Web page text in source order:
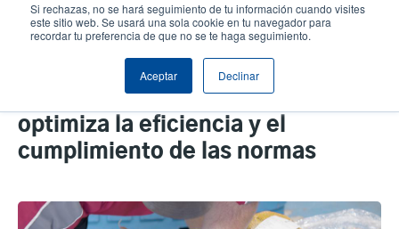
Si rechazas, no se hará seguimiento de tu información cuando visites
este sitio web. Se usará una sola cookie en tu navegador para
recordar tu preferencia de que no se te haga seguimiento.
Aceptar Declinar
Soluciones de etiquetado de
mariscos: Cómo BlueTrace
optimiza la eficiencia y el
cumplimiento de las normas